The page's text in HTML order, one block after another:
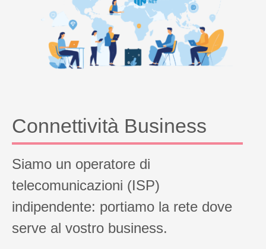
Connettività Business
Siamo un operatore di
telecomunicazioni (ISP)
indipendente: portiamo la rete dove
serve al vostro business.